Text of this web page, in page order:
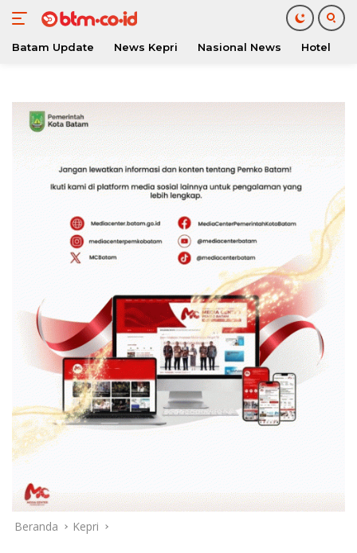
konten
Batam Update News Kepri Nasional News Hotel
Beranda Kepri